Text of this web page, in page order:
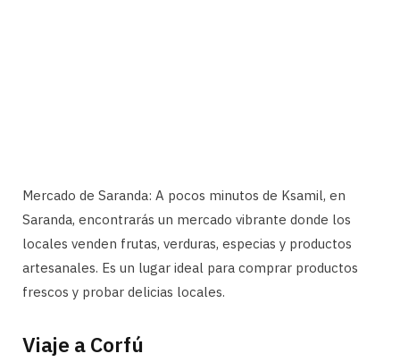
Mercado de Saranda: A pocos minutos de Ksamil, en
Saranda, encontrarás un mercado vibrante donde los
locales venden frutas, verduras, especias y productos
artesanales. Es un lugar ideal para comprar productos
frescos y probar delicias locales.
Viaje a Corfú